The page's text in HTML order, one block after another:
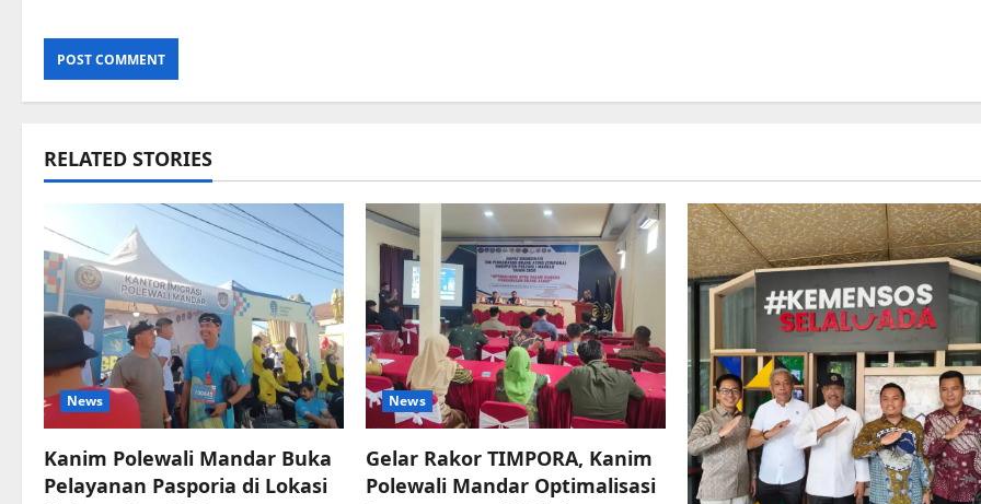
RELATED STORIES
News
Kanim Polewali Mandar Buka
Pelayanan Pasporia di Lokasi
News
Gelar Rakor TIMPORA, Kanim
Polewali Mandar Optimalisasi